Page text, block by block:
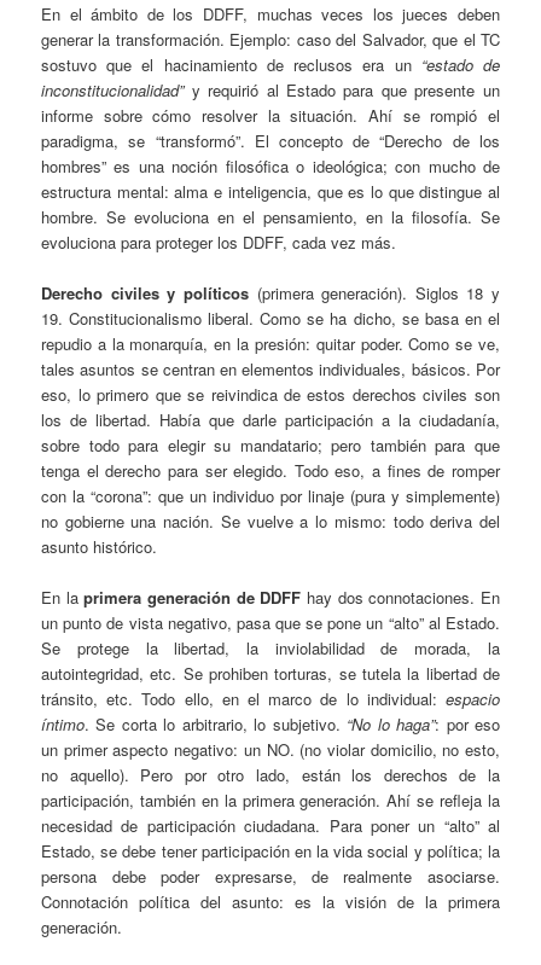
En el ámbito de los DDFF, muchas veces los jueces deben
generar la transformación. Ejemplo: caso del Salvador, que el TC
sostuvo que el hacinamiento de reclusos era un “estado de
inconstitucionalidad”y requirió al Estado para que presente un
informe sobre cómo resolver la situación. Ahí se rompió el
paradigma, se “transformó”. El concepto de “Derecho de los
hombres” es una noción filosófica o ideológica; con mucho de
estructura mental: alma e inteligencia, que es lo que distingue al
hombre. Se evoluciona en el pensamiento, en la filosofía. Se
evoluciona para proteger los DDFF, cada vez más.
Derecho civiles y políticos(primera generación). Siglos 18 y
19. Constitucionalismo liberal. Como se ha dicho, se basa en el
repudio a la monarquía, en la presión: quitar poder. Como se ve,
tales asuntos se centran en elementos individuales, básicos. Por
eso, lo primero que se reivindica de estos derechos civiles son
los de libertad. Había que darle participación a la ciudadanía,
sobre todo para elegir su mandatario; pero también para que
tenga el derecho para ser elegido. Todo eso, a fines de romper
con la “corona”: que un individuo por linaje (pura y simplemente)
no gobierne una nación. Se vuelve a lo mismo: todo deriva del
asunto histórico.
En laprimera generación de DDFF hay dos connotaciones. En
un punto de vista negativo, pasa que se pone un “alto” al Estado.
Se protege la libertad, la inviolabilidad de morada, la
autointegridad, etc. Se prohiben torturas, se tutela la libertad de
tránsito, etc. Todo ello, en el marco de lo individual: espacio
íntimo. Se corta lo arbitrario, lo subjetivo. “No lo haga”: por eso
un primer aspecto negativo: un NO. (no violar domicilio, no esto,
no aquello). Pero por otro lado, están los derechos de la
participación, también en la primera generación. Ahí se refleja la
necesidad de participación ciudadana. Para poner un “alto” al
Estado, se debe tener participación en la vida social y política; la
persona debe poder expresarse, de realmente asociarse.
Connotación política del asunto: es la visión de la primera
generación.